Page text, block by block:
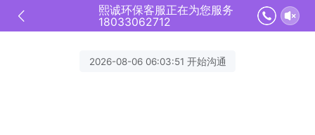
熙诚环保客服正在为您服务
18033062712
2026-08-06 06:03:51 开始沟通